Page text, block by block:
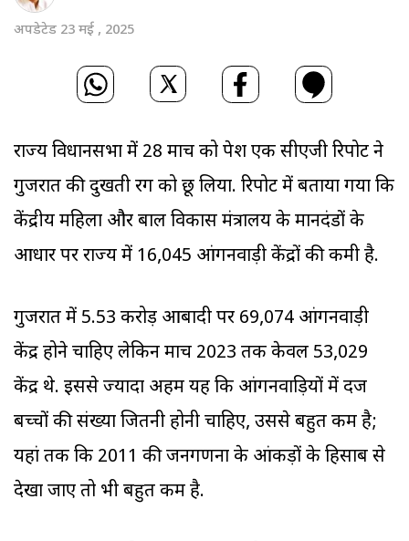
अपडेटेड 23 मई , 2025
राज्य विधानसभा में 28 मार्च को पेश एक सीएजी रिपोर्ट ने
गुजरात की दुखती रग को छू लिया. रिपोर्ट में बताया गया कि
केंद्रीय महिला और बाल विकास मंत्रालय के मानदंडों के
आधार पर राज्य में 16,045 आंगनवाड़ी केंद्रों की कमी है.
गुजरात में 5.53 करोड़ आबादी पर 69,074 आंगनवाड़ी
केंद्र होने चाहिए लेकिन मार्च 2023 तक केवल 53,029
केंद्र थे. इससे ज्यादा अहम यह कि आंगनवाड़ियों में दर्ज
बच्चों की संख्या जितनी होनी चाहिए, उससे बहुत कम है;
यहां तक कि 2011 की जनगणना के आंकड़ों के हिसाब से
देखा जाए तो भी बहुत कम है.